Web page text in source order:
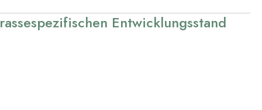
Entwicklungsstand